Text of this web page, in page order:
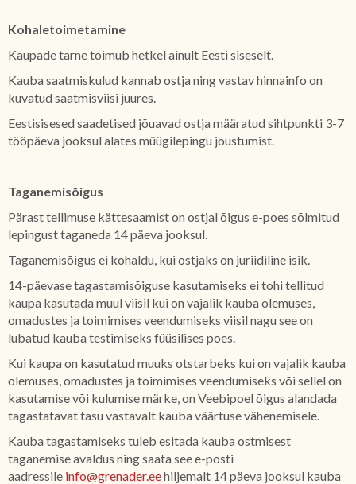
Kohaletoimetamine
Kaupade tarne toimub hetkel ainult Eesti siseselt.
Kauba saatmiskulud kannab ostja ning vastav hinnainfo on
kuvatud saatmisviisi juures.
Eestisisesed saadetised jõuavad ostja määratud sihtpunkti 3-7
tööpäeva jooksul alates müügilepingu jõustumist.
Taganemisõigus
Pärast tellimuse kättesaamist on ostjal õigus e-poes sõlmitud
lepingust taganeda 14 päeva jooksul.
Taganemisõigus ei kohaldu, kui ostjaks on juriidiline isik.
14-päevase tagastamisõiguse kasutamiseks ei tohi tellitud
kaupa kasutada muul viisil kui on vajalik kauba olemuses,
omadustes ja toimimises veendumiseks viisil nagu see on
lubatud kauba testimiseks füüsilises poes.
Kui kaupa on kasutatud muuks otstarbeks kui on vajalik kauba
olemuses, omadustes ja toimimises veendumiseks või sellel on
kasutamise või kulumise märke, on Veebipoel õigus alandada
tagastatavat tasu vastavalt kauba väärtuse vähenemisele.
Kauba tagastamiseks tuleb esitada kauba ostmisest
taganemise avaldus ning saata see e-posti
aadressile info@grenader.eehiljemalt 14 päeva jooksul kauba